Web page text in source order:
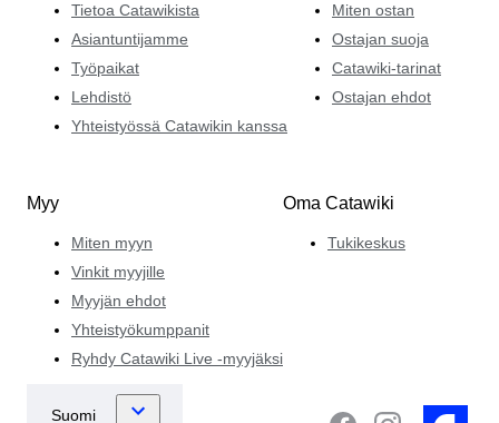
Tietoa Catawikista
Asiantuntijamme
Työpaikat
Lehdistö
Yhteistyössä Catawikin kanssa
Miten ostan
Ostajan suoja
Catawiki-tarinat
Ostajan ehdot
Myy
Miten myyn
Vinkit myyjille
Myyjän ehdot
Yhteistyökumppanit
Ryhdy Catawiki Live -myyjäksi
Oma Catawiki
Tukikeskus